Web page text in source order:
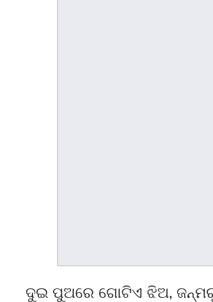
ଦୁଇ ପୁଅରେ ଗୋଟିଏ ଝିଅ, ଜନ୍ମରୁ